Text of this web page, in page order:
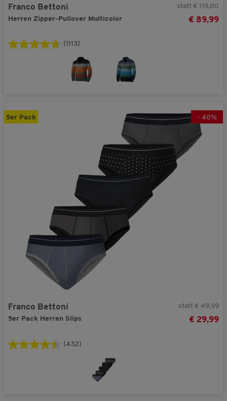
Franco Bettoni
Herren Zipper-Pullover Multicolor
statt € 119,00
€ 89,99
(1113)
5er Pack - 40%
Franco Bettoni
5er Pack Herren Slips
statt € 49,99
€ 29,99
(432)